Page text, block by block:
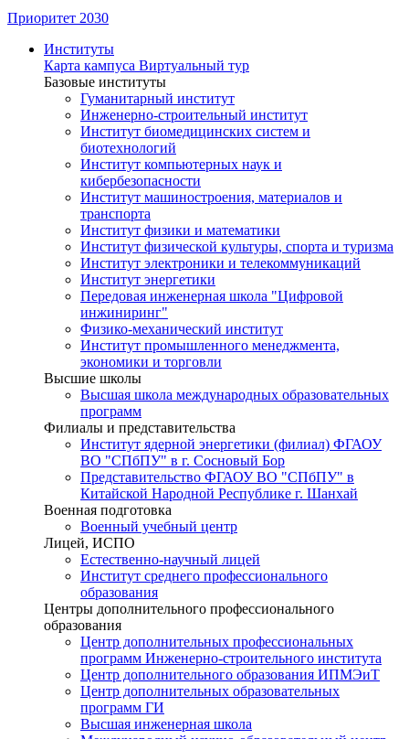
Приоритет 2030
Институты
Карта кампуса Виртуальный тур
Базовые институты
Гуманитарный институт
Инженерно-строительный институт
Институт биомедицинских систем и
биотехнологий
Институт компьютерных наук и
кибербезопасности
Институт машиностроения, материалов и
транспорта
Институт физики и математики
Институт физической культуры, спорта и туризма
Институт электроники и телекоммуникаций
Институт энергетики
Передовая инженерная школа "Цифровой
инжиниринг"
Физико-механический институт
Институт промышленного менеджмента,
экономики и торговли
Высшие школы
Высшая школа международных образовательных
программ
Филиалы и представительства
Институт ядерной энергетики (филиал) ФГАОУ
ВО "СПбПУ" в г. Сосновый Бор
Представительство ФГАОУ ВО "СПбПУ" в
Китайской Народной Республике г. Шанхай
Военная подготовка
Военный учебный центр
Лицей, ИСПО
Естественно-научный лицей
Институт среднего профессионального
образования
Центры дополнительного профессионального
образования
Центр дополнительных профессиональных
программ Инженерно-строительного института
Центр дополнительного образования ИПМЭиТ
Центр дополнительных образовательных
программ ГИ
Высшая инженерная школа